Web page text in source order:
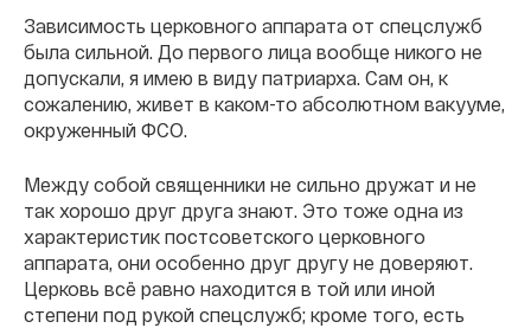
Зависимость церковного аппарата от спецслужб
была сильной. До первого лица вообще никого не
допускали, я имею в виду патриарха. Сам он, к
сожалению, живет в каком-то абсолютном вакууме,
окруженный ФСО.
Между собой священники не сильно дружат и не
так хорошо друг друга знают. Это тоже одна из
характеристик постсоветского церковного
аппарата, они особенно друг другу не доверяют.
Церковь всё равно находится в той или иной
степени под рукой спецслужб; кроме того, есть